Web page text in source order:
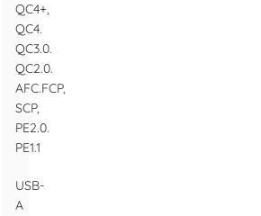
QC4+,
QC4.
QC3.0.
QC2.0.
AFC.FCP,
SCP,
PE2.0.
PE1.1
USB-
A